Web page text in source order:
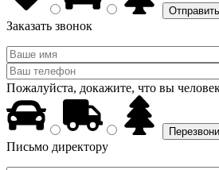
Заказать звонок
Пожалуйста, докажите, что вы
Письмо директору